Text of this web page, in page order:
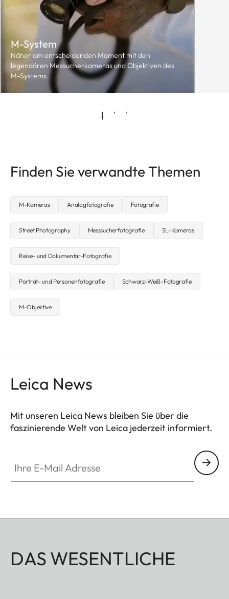
M-System
Näher am entscheidenden Moment mit den
legendären Messucherkameras und Objektiven des
M-Systems.
Finden Sie verwandte Themen
M-Kameras Analogfotografie Fotografie
Street Photography Messsucherfotografie SL-Kameras
Reise- und Dokumentar-Fotografie
Porträt- und Personenfotografie Schwarz-Weiß-Fotografie
M-Objektive
Leica News
Mit unseren Leica News bleiben Sie über die
faszinierende Welt von Leica jederzeit informiert.
DAS WESENTLICHE